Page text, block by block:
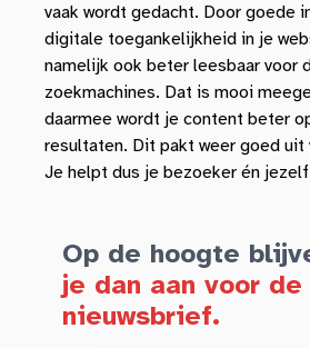
vaak wordt gedacht. Door goede
digitale toegankelijkheid in je
namelijk ook beter leesbaar voor
zoekmachines. Dat is mooi
daarmee wordt je content beter
resultaten. Dit pakt weer goed uit
Je helpt dus je bezoeker én
Op de hoogte
je dan aan voor de
nieuwsbrief.